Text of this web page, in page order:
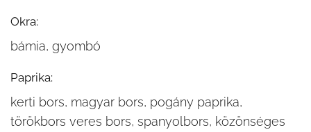
Okra:
bámia, gyombó
Paprika:
kerti bors, magyar bors, pogány paprika,
törökbors veres bors, spanyolbors, közönséges